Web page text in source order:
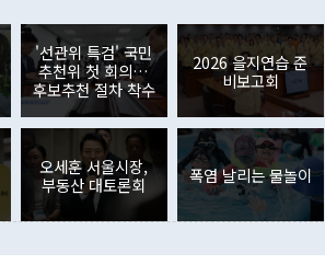
서 열리는 '동방경제포럼(EEF)'을 언급하
하고 있다"고 발언한 데 대해서도 조 장관
"아직 거기까지 진도가 나가지 않았다"고
북 구상과 설명은 정부 내 조율을 거치지
히 주적 표현 대체와 국호 사용, 9·19 군
통일부 장관이 결정할 사안이 아니어서 월
대통령은 정 장관의 업무보고를 듣고 난
승인난 건 아니다"라고 재차 확인했다. 정
내용은 대부분 국가안전보장회의(NSC)
장관의 개인적 생각에 가깝다"며 "안보 관
이 아닌 사안을 추진하겠다고 업무보고를
수권자가 나서야 한다'고 주장한 것은 심각
)을 넘어선 것이다. 직접투자에서는 내국
러, 외국인의 국내투자가 46억3000만달러
외국인의 국내 주식 매도세가 이어졌다. 외
현 매도 등의 영향으로 316억1000만달러
러)에 이어 역대 최대 순매도 기록을 다시
자는 세계국채지수(WGBI) 자금 유입에도
폭이 줄어든 52억9000만달러를 기록했
식을 중심으로 35억6000만달러 증가했
'선관위 특검' 국민
추천위 첫 회의…
후보추천 절차 착수
2026 을지연습 준
비보고회
오세훈 서울시장,
부동산 대토론회
폭염 날리는 물놀이